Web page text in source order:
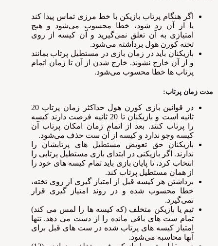
اگر هنگام پرتاب بازیکن با خط مرزی تماس پیدا کند
یا از آن رد شود، خطا محسوب می‌شود و هیچ
امتیازی به آن تعلق نمی‌گیرید و آن کیسه از روی
تخته کورن هول برداشته می‌شود.
بازیکنان باید در زمان بازی در مستطیل پرتاب بمانند
و از آن خارج نشوند. خارج شدن از آن تا زمان اتمام
پرتاب ها خطا محسوب می‌شود.
مدت زمان پرتاب:
در قوانین بازی کورن هول حداکثر زمان پرتاب 20
ثانیه است و بازیکنان تا 20 ثانیه فرصت دارند کیسه
را پرتاب کنند. بعد از اتمام زمان امکان پرتاب آن
کیسه وجو ندارد و کیسه از آن ست حذف می‌شود.
بازیکنان حق تعویض مستطیل های پرتابشان را
ندارند. اگر بازیکنی در ابتدای بازی مستطیل پرتابی را
انتخاب کرد، تا پایان بازی باید تمام کیسه های خود را
از همان مستطیل پرتاب کند.
برداشتن هر کیسه قبل از امتیاز گیری از روی تخته،
خطا محسوب شده و در روند امتیاز گیری قرار
نمی‌گیرد.
تیم یا بازیکن متخلف (که کیسه ها را لمس می کند)
تمام ست های باقی مانده را از دست می دهد. تنها
امتیاز کیسه های پرتاب شده در ست های قبل برای
آنها محاسبه می‌شود.